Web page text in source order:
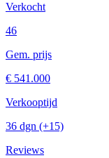
Verkocht
46
Gem. prijs
€ 541.000
Verkooptijd
36 dgn (+15)
Reviews